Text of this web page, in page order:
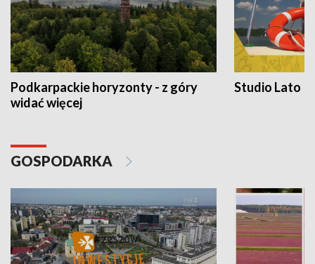
Podkarpackie horyzonty - z góry
widać więcej
Studio Lato
GOSPODARKA